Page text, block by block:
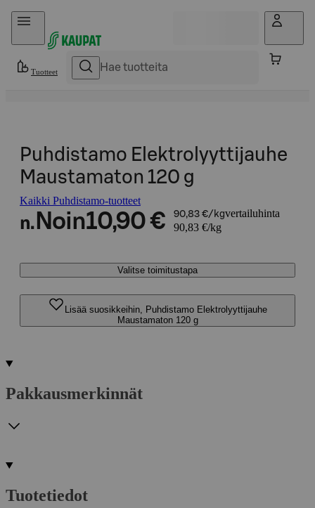
Hyppää sisältöön
Tuotteet
Puhdistamo Elektrolyyttijauhe
Maustamaton 120 g
Kaikki Puhdistamo-tuotteet
n. Noin10,90 € 90,83 €/kgvertailuhinta
90,83 €/kg
Valitse toimitustapa
Lisää suosikkeihin, Puhdistamo Elektrolyyttijauhe
Maustamaton 120 g
Pakkausmerkinnät
Tuotetiedot